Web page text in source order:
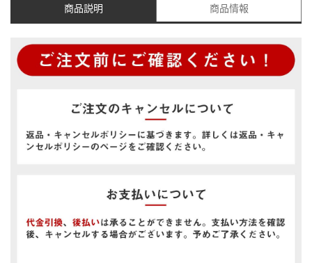
商品説明 商品情報